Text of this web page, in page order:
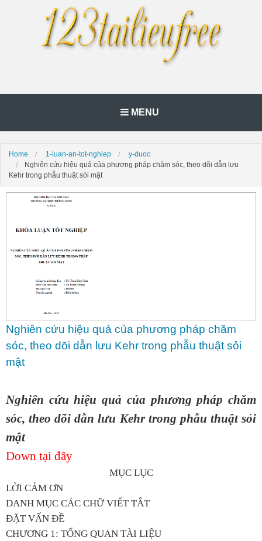
MENU
Home 1-luan-an-tot-nghiep
y-duoc
Nghiên cứu hiệu quả của phương pháp chăm sóc, theo dõi dẫn lưu
Kehr trong phẫu thuật sỏi mật
Nghiên cứu hiệu quả của phương pháp chăm
sóc, theo dõi dẫn lưu Kehr trong phẫu thuật sỏi
mật
Nghiên cứu hiệu quả của phương pháp chăm
sóc, theo dõi dẫn lưu Kehr trong phẫu thuật sỏi
mật
Down tại đây
MỤC LỤC
LỜI CẢM ƠN
DANH MỤC CÁC CHỮ VIẾT TẮT
ĐẶT VẤN ĐỀ
CHƯƠNG 1: TỔNG QUAN TÀI LIỆU